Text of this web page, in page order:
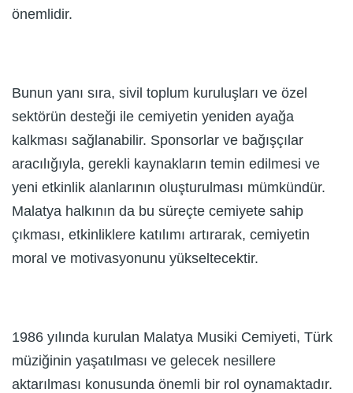
önemlidir.
Bunun yanı sıra, sivil toplum kuruluşları ve özel
sektörün desteği ile cemiyetin yeniden ayağa
kalkması sağlanabilir. Sponsorlar ve bağışçılar
aracılığıyla, gerekli kaynakların temin edilmesi ve
yeni etkinlik alanlarının oluşturulması mümkündür.
Malatya halkının da bu süreçte cemiyete sahip
çıkması, etkinliklere katılımı artırarak, cemiyetin
moral ve motivasyonunu yükseltecektir.
1986 yılında kurulan Malatya Musiki Cemiyeti, Türk
müziğinin yaşatılması ve gelecek nesillere
aktarılması konusunda önemli bir rol oynamaktadır.